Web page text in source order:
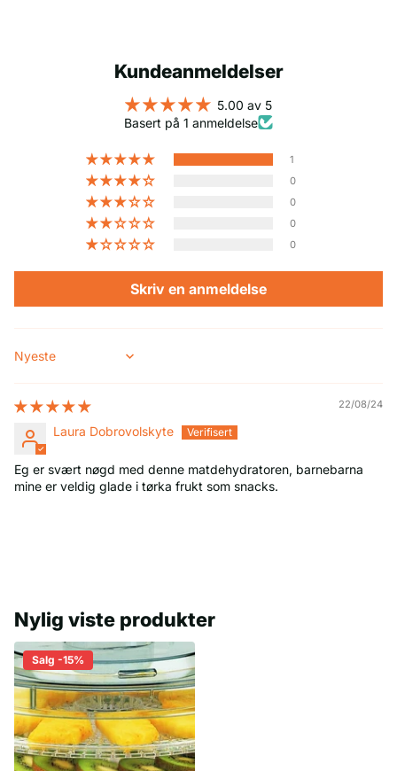
Kundeanmeldelser
5.00 av 5
Basert på 1 anmeldelse
1
0
0
0
0
Skriv en anmeldelse
Sort by
22/08/24
Laura Dobrovolskyte
Eg er svært nøgd med denne matdehydratoren, barnebarna
mine er veldig glade i tørka frukt som snacks.
Nylig viste produkter
Salg -15%